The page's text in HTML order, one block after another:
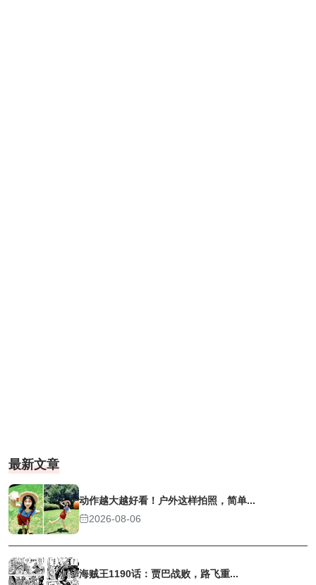
最新文章
动作越大越好看！户外这样拍照，简单...
2026-08-06
海贼王1190话：贾巴战败，路飞重...